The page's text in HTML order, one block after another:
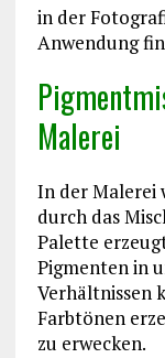
in der
Anwendung
Malerei
In der Malerei
durch das
Palette
Pigmenten in
Verhältnissen
Farbtönen
zu erwecken.